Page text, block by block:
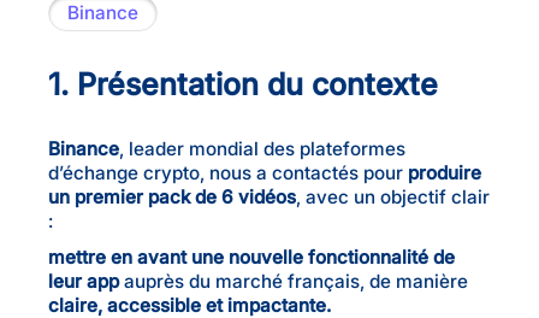
Binance
1. Présentation du contexte
Binance, leader mondial des plateformes
d’échange crypto, nous a contactés pour produire
un premier pack de 6 vidéos, avec un objectif clair
:
mettre en avant une nouvelle fonctionnalité de
leur appauprès du marché français, de manière
claire, accessible et impactante.